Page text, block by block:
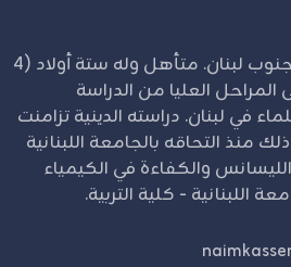
مواليد 1953 كفر فيلا - جنوب لبنان. متأهل وله ستة أولاد (4
المراحل العليا من الدراسة
في لبنان. دراسته الدينية تزامنت
منذ التحاقه بالجامعة اللبنانية
الليسانس والكفاءة في الكيمياء
اللبنانية - كلية التربية.